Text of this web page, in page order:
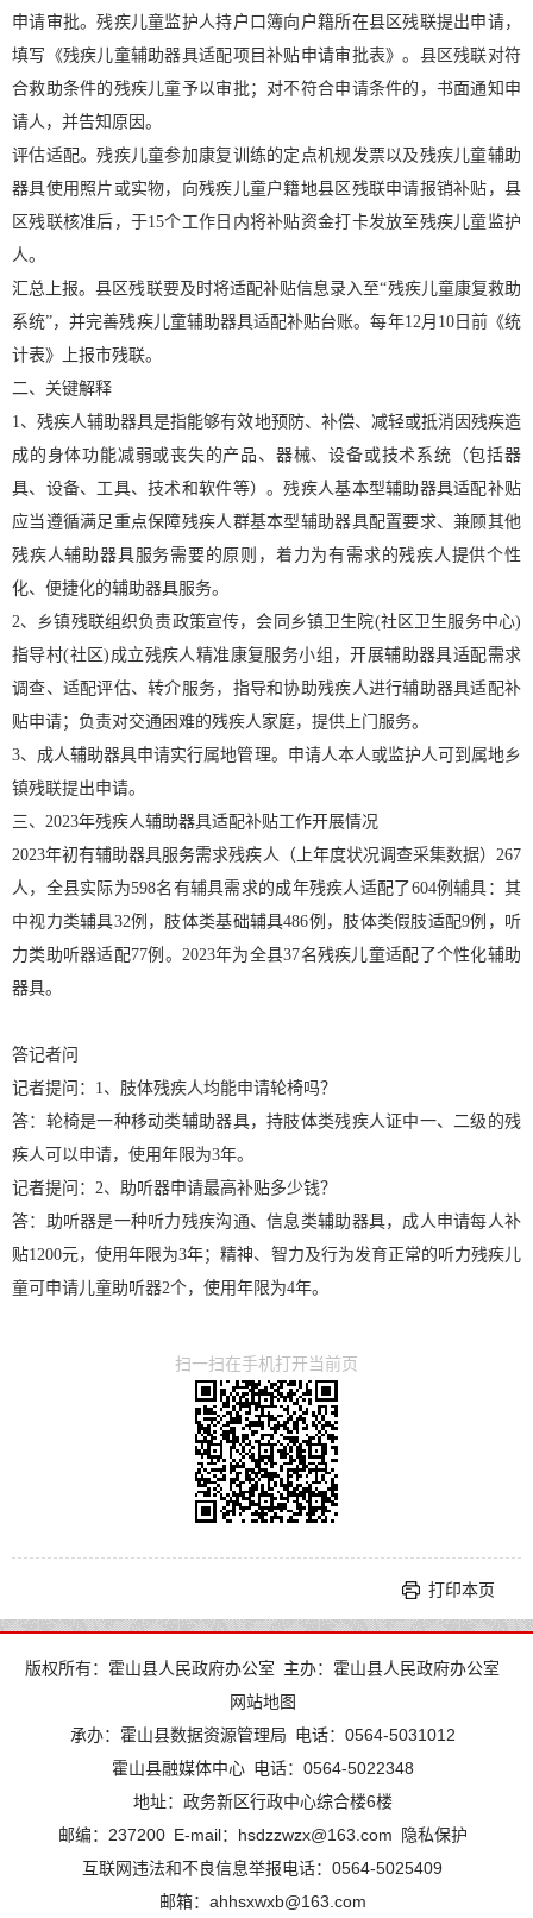
申请审批。残疾儿童监护人持户口簿向户籍所在县区残联提出申请，
填写《残疾儿童辅助器具适配项目补贴申请审批表》。县区残联对符
合救助条件的残疾儿童予以审批；对不符合申请条件的，书面通知申
请人，并告知原因。
评估适配。残疾儿童参加康复训练的定点机规发票以及残疾儿童辅助
器具使用照片或实物，向残疾儿童户籍地县区残联申请报销补贴，县
区残联核准后，于15个工作日内将补贴资金打卡发放至残疾儿童监护
人。
汇总上报。县区残联要及时将适配补贴信息录入至“残疾儿童康复救助
系统”，并完善残疾儿童辅助器具适配补贴台账。每年12月10日前《统
计表》上报市残联。
二、关键解释
1、残疾人辅助器具是指能够有效地预防、补偿、减轻或抵消因残疾造
成的身体功能减弱或丧失的产品、器械、设备或技术系统（包括器
具、设备、工具、技术和软件等）。残疾人基本型辅助器具适配补贴
应当遵循满足重点保障残疾人群基本型辅助器具配置要求、兼顾其他
残疾人辅助器具服务需要的原则，着力为有需求的残疾人提供个性
化、便捷化的辅助器具服务。
2、乡镇残联组织负责政策宣传，会同乡镇卫生院(社区卫生服务中心)
指导村(社区)成立残疾人精准康复服务小组，开展辅助器具适配需求
调查、适配评估、转介服务，指导和协助残疾人进行辅助器具适配补
贴申请；负责对交通困难的残疾人家庭，提供上门服务。
3、成人辅助器具申请实行属地管理。申请人本人或监护人可到属地乡
镇残联提出申请。
三、2023年残疾人辅助器具适配补贴工作开展情况
2023年初有辅助器具服务需求残疾人（上年度状况调查采集数据）267
人，全县实际为598名有辅具需求的成年残疾人适配了604例辅具：其
中视力类辅具32例，肢体类基础辅具486例，肢体类假肢适配9例，听
力类助听器适配77例。2023年为全县37名残疾儿童适配了个性化辅助
器具。
答记者问
记者提问：1、肢体残疾人均能申请轮椅吗？
答：轮椅是一种移动类辅助器具，持肢体类残疾人证中一、二级的残
疾人可以申请，使用年限为3年。
记者提问：2、助听器申请最高补贴多少钱？
答：助听器是一种听力残疾沟通、信息类辅助器具，成人申请每人补
贴1200元，使用年限为3年；精神、智力及行为发育正常的听力残疾儿
童可申请儿童助听器2个，使用年限为4年。
扫一扫在手机打开当前页
打印本页
版权所有：霍山县人民政府办公室 主办：霍山县人民政府办公室
网站地图
承办：霍山县数据资源管理局 电话：0564-5031012
霍山县融媒体中心 电话：0564-5022348
地址：政务新区行政中心综合楼6楼
邮编：237200 E-mail：hsdzzwzx@163.com
隐私保护
互联网违法和不良信息举报电话：0564-5025409
邮箱：ahhsxwxb@163.com